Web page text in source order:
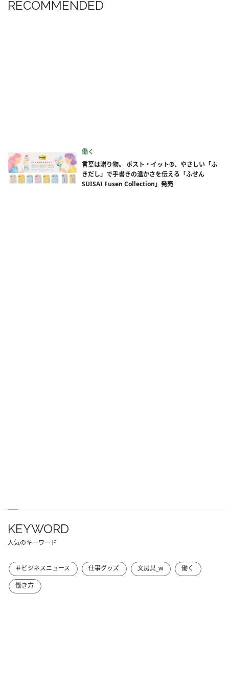
RECOMMENDED
働く
言葉は贈り物。 ポスト・イット®、やさしい「ふ
きだし」で手書きの温かさを伝える「ふせん
SUISAI Fusen Collection」発売
KEYWORD
人気のキーワード
＃ビジネスニュース 仕事グッズ 文房具_w
働く
働き方